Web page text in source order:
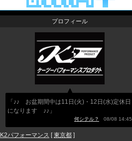
プロフィール
「♪♪ お盆期間中は11日(火)・12日(水)定休日
になります ♪♪」
何シテル？ 08/08 14:45
K2パフォーマンス [東京都 ]